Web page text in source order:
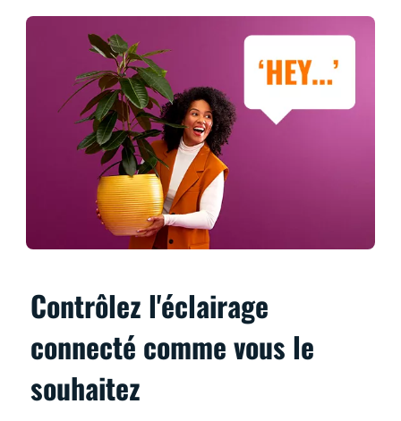
Contrôlez l'éclairage
connecté comme vous le
souhaitez